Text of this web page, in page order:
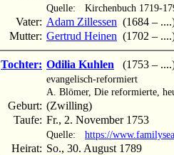
Quelle: Kirchenbuch 1719-
Vater: Adam Zillessen (1684 –
Mutter: Gertrud Heinen (1702 –
Tochter: Odilia Kuhlen (1753 –
evangelisch-reformiert
A. Blömer, Die reformierte,
Geburt: (Zwilling)
Taufe: Fr., 2. November 1753
Quelle: https://
Heirat: So., 30. August 1789